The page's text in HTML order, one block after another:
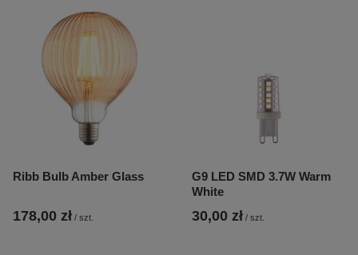
Ribb Bulb Amber Glass
178,00 zł / szt.
G9 LED SMD 3.7W Warm
White
30,00 zł / szt.